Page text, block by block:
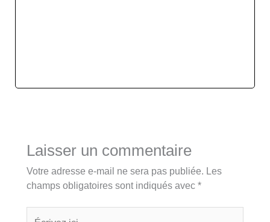
Laisser un commentaire
Votre adresse e-mail ne sera pas publiée. Les
champs obligatoires sont indiqués avec *